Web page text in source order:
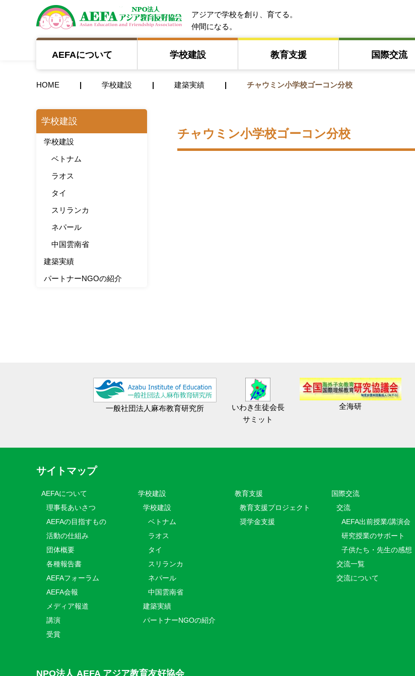
NPO法人 AEFA アジア教育友好協会
アジアで学校を創り、育てる。
仲間になる。
AEFAについて 学校建設 教育⽀援 国際交流
HOME 学校建設 建築実績 チャウミン小学校ゴーコン分校
チャウミン小学校ゴーコン分校
学校建設
学校建設
ベトナム
ラオス
タイ
スリランカ
ネパール
中国雲南省
建築実績
パートナーNGOの紹介
一般社団法人麻布教育研究所
いわき生徒会長
サミット
全海研
サイトマップ
AEFAについて
理事長あいさつ
AEFAの目指すもの
活動の仕組み
団体概要
各種報告書
AEFAフォーラム
AEFA会報
メディア報道
講演
受賞
学校建設
学校建設
ベトナム
ラオス
タイ
スリランカ
ネパール
中国雲南省
建築実績
パートナーNGOの紹介
教育⽀援
教育⽀援プロジェクト
奨学金支援
国際交流
交流
AEFA出前授業/講演会
研究授業のサポート
子供たち・先生の感想
交流一覧
交流について
NPO法人 AEFA アジア教育友好協会